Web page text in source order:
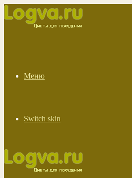
Меню
Switch skin